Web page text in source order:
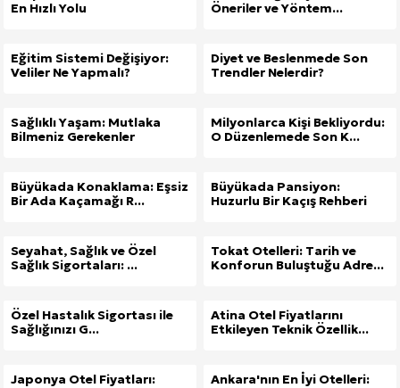
En Hızlı Yolu
Öneriler ve Yöntem...
Eğitim Sistemi Değişiyor:
Veliler Ne Yapmalı?
Diyet ve Beslenmede Son
Trendler Nelerdir?
Sağlıklı Yaşam: Mutlaka
Bilmeniz Gerekenler
Milyonlarca Kişi Bekliyordu:
O Düzenlemede Son K...
Büyükada Konaklama: Eşsiz
Bir Ada Kaçamağı R...
Büyükada Pansiyon:
Huzurlu Bir Kaçış Rehberi
Seyahat, Sağlık ve Özel
Sağlık Sigortaları: ...
Tokat Otelleri: Tarih ve
Konforun Buluştuğu Adre...
Özel Hastalık Sigortası ile
Sağlığınızı G...
Atina Otel Fiyatlarını
Etkileyen Teknik Özellik...
Japonya Otel Fiyatları:
Ankara'nın En İyi Otelleri: